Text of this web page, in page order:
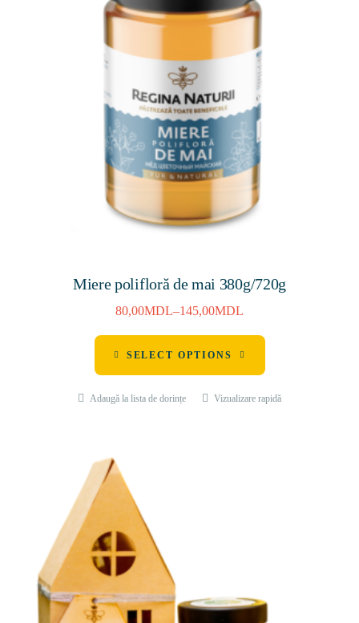
Miere polifloră de mai 380g/720g
80,00MDL–145,00MDL
SELECT OPTIONS
Adaugă la lista de dorințe Vizualizare rapidă